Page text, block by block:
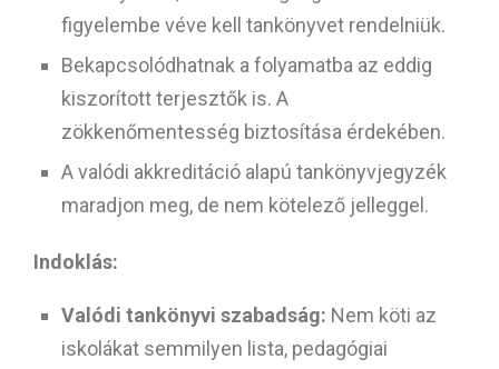
figyelembe véve kell tankönyvet rendelniük.
Bekapcsolódhatnak a folyamatba az eddig
kiszorított terjesztők is. A
zökkenőmentesség biztosítása érdekében.
A valódi akkreditáció alapú tankönyvjegyzék
maradjon meg, de nem kötelező jelleggel.
Indoklás:
Valódi tankönyvi szabadság: Nem köti az
iskolákat semmilyen lista, pedagógiai